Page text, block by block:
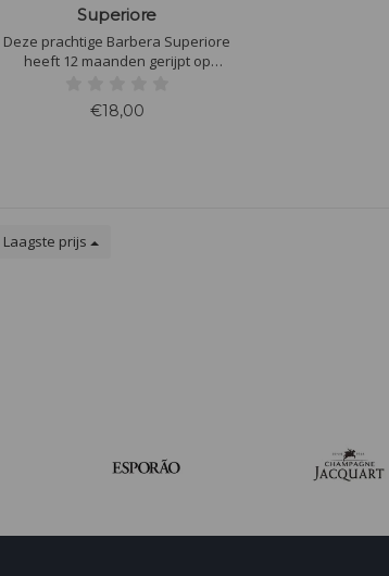
Superiore
Deze prachtige Barbera Superiore
heeft 12 maanden gerijpt op
zoals pruimen bramen en bosbes,
elegant, verfijnd, goed gestructureerd
€18,00
Laagste prijs